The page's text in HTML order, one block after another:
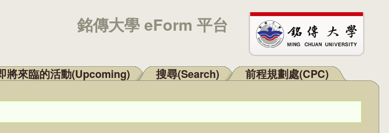
銘傳大學 eForm 平台
將來臨的活動(Upcoming) 搜尋(Search) 前程規劃處(CPC)